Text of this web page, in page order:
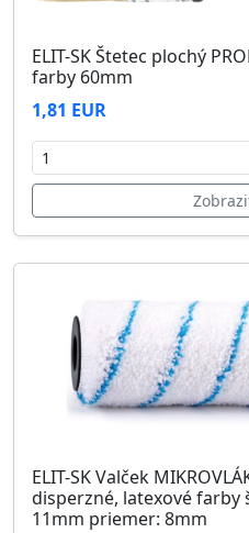
ELIT-SK Štetec plochý
farby 60mm
1,81 EUR
ELIT-SK Valček
disperzné, latexové farby
11mm priemer: 8mm